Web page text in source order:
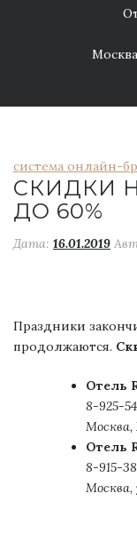
система онлайн-
СКИДКИ
ДО 60%
Дата: 16.01.2019
Праздники
продолжаются.
Отель
8-925-
Москва,
Отель
8-915-
Москва,